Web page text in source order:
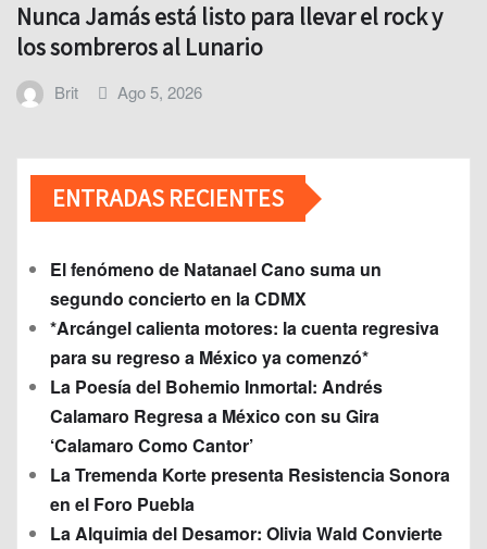
Nunca Jamás está listo para llevar el rock y
los sombreros al Lunario
Brit Ago 5, 2026
ENTRADAS RECIENTES
El fenómeno de Natanael Cano suma un
segundo concierto en la CDMX
*Arcángel calienta motores: la cuenta regresiva
para su regreso a México ya comenzó*
La Poesía del Bohemio Inmortal: Andrés
Calamaro Regresa a México con su Gira
‘Calamaro Como Cantor’
La Tremenda Korte presenta Resistencia Sonora
en el Foro Puebla
La Alquimia del Desamor: Olivia Wald Convierte